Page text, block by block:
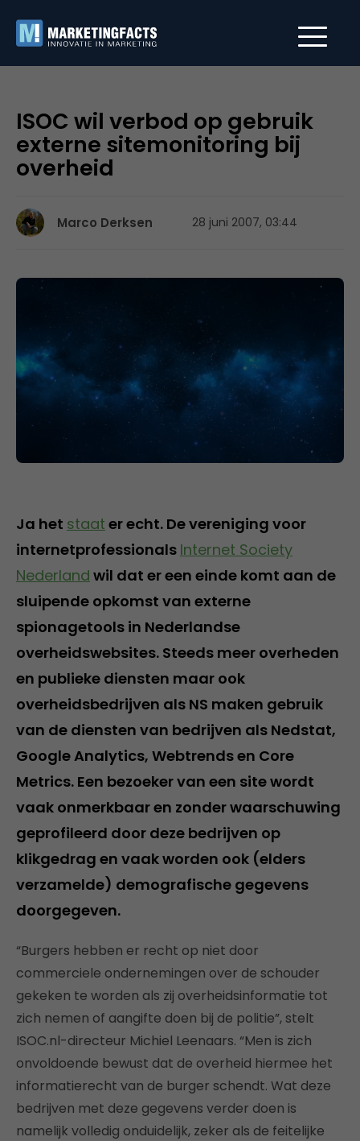
ISOC wil verbod op gebruik
externe sitemonitoring bij
overheid
Marco Derksen 28 juni 2007, 03:44
Ja het staat er echt. De vereniging voor
internetprofessionals Internet Society
Nederland wil dat er een einde komt aan de
sluipende opkomst van externe
spionagetools in Nederlandse
overheidswebsites. Steeds meer overheden
en publieke diensten maar ook
overheidsbedrijven als NS maken gebruik
van de diensten van bedrijven als Nedstat,
Google Analytics, Webtrends en Core
Metrics. Een bezoeker van een site wordt
vaak onmerkbaar en zonder waarschuwing
geprofileerd door deze bedrijven op
klikgedrag en vaak worden ook (elders
verzamelde) demografische gegevens
doorgegeven.
“Burgers hebben er recht op niet door
commerciele ondernemingen over de schouder
gekeken te worden als zij overheidsinformatie tot
zich nemen of aangifte doen bij de politie”, stelt
ISOC.nl-directeur Michiel Leenaars. “Men is zich
onvoldoende bewust dat de overheid hiermee het
informatierecht van de burger schendt. Wat deze
bedrijven met deze gegevens verder doen is
namelijk volledig onduidelijk, zeker als de feitelijke